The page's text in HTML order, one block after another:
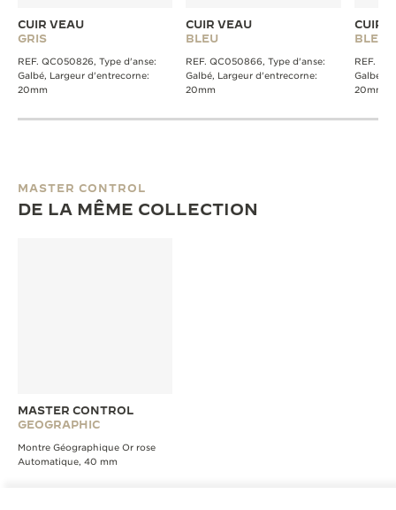
CUIR VEAU
GRIS
REF. QC050826, Type d'anse:
Galbé, Largeur d'entrecorne:
20mm
CUIR VEAU
BLEU
REF. QC050866, Type d'anse:
Galbé, Largeur d'entrecorne:
20mm
CUIR
BLEU
REF.
Galbé,
20mm
MASTER CONTROL
DE LA MÊME COLLECTION
MASTER CONTROL
GEOGRAPHIC
Montre Géographique Or rose
Automatique, 40 mm